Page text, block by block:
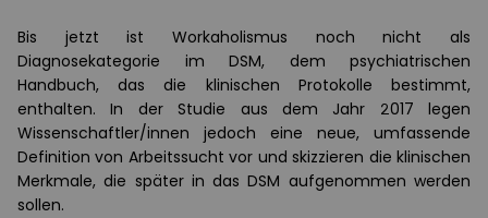
Bis jetzt ist Workaholismus noch nicht als
Diagnosekategorie im DSM, dem psychiatrischen
Handbuch, das die klinischen Protokolle bestimmt,
enthalten. In der Studie aus dem Jahr 2017 legen
Wissenschaftler/innen jedoch eine neue, umfassende
Definition von Arbeitssucht vor und skizzieren die klinischen
Merkmale, die später in das DSM aufgenommen werden
sollen.